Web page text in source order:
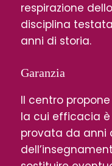
respirazione
disciplina
anni di storia.
Garanzia
Il centro
la cui efficacia
provata da anni